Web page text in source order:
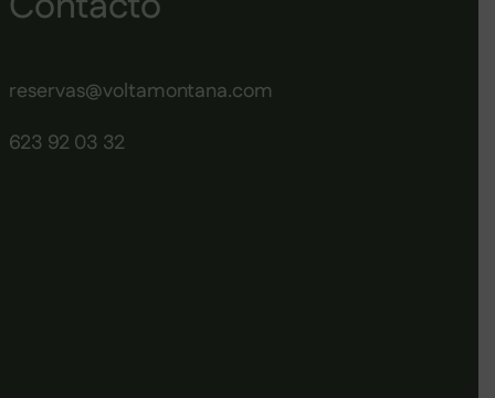
reservas@voltamontana.com
623 92 03 32